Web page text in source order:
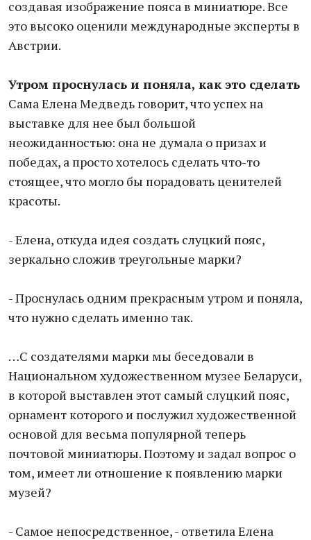
создавая изображение пояса в миниатюре. Все
это высоко оценили международные эксперты в
Австрии.
Утром проснулась и поняла, как это сделать
Сама Елена Медведь говорит, что успех на
выставке для нее был большой
неожиданностью: она не думала о призах и
победах, а просто хотелось сделать что-то
стоящее, что могло бы порадовать ценителей
красоты.
- Елена, откуда идея создать слуцкий пояс,
зеркально сложив треугольные марки?
- Проснулась одним прекрасным утром и поняла,
что нужно сделать именно так.
…С создателями марки мы беседовали в
Национальном художественном музее Беларуси,
в которой выставлен этот самый слуцкий пояс,
орнамент которого и послужил художественной
основой для весьма популярной теперь
почтовой миниатюры. Поэтому и задал вопрос о
том, имеет ли отношение к появлению марки
музей?
- Самое непосредственное, - ответила Елена